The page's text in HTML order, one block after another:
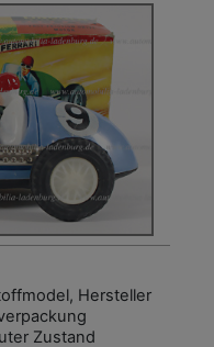
Hersteller
Zustand